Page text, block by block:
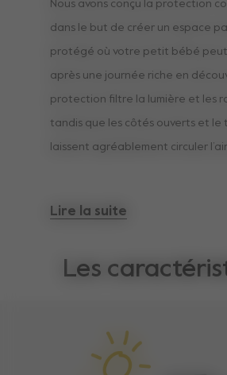
Nous avons conçu la protection
dans le but de créer un espace
protégé où votre petit bébé
après une journée riche en
protection filtre la lumière et les
tandis que les côtés ouverts et le
laissent agréablement circuler
votre enfant se retrouve dans
vos déplacements. La protection
Lire la suite
Les